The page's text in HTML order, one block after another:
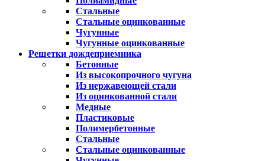
Стальные
Стальные оцинкованные
Чугунные
Чугунные оцинкованные
Решетки дождеприемника
Бетонные
Из высокопрочного чугуна
Из нержавеющей стали
Из оцинкованной стали
Медные
Пластиковые
Полимербетонные
Стальные
Стальные оцинкованные